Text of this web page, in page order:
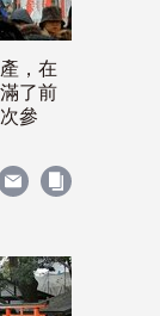
，在
了前
參